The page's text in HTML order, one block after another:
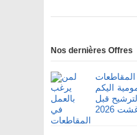
Nos dernières Offres
اليكم
قبل